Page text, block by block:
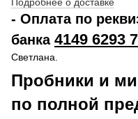
- Оплата по
банка 4149 6293
Светлана.
Пробники и
по полной